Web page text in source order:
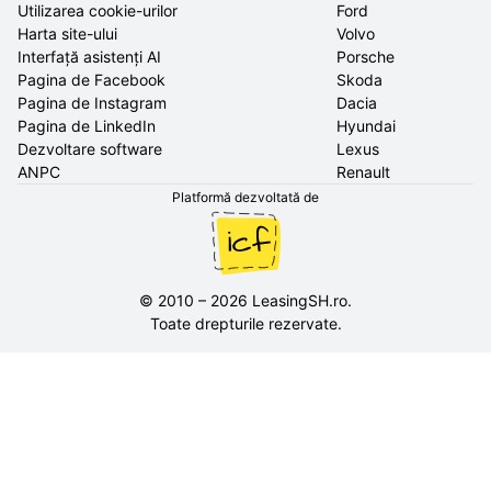
Utilizarea cookie-urilor
Harta site-ului
Interfață asistenți AI
Pagina de Facebook
Pagina de Instagram
Pagina de LinkedIn
Dezvoltare software
ANPC
Ford
Volvo
Porsche
Skoda
Dacia
Hyundai
Lexus
Renault
Platformă dezvoltată de
© 2010 – 2026 LeasingSH.ro.
Toate drepturile rezervate.